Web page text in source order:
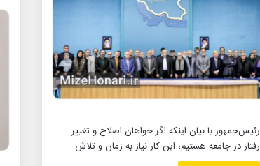
رئیس‌جمهور با بیان اینکه اگر خواهان اصلاح و تغییر
رفتار در جامعه هستیم، این کار نیاز به زمان‌ و تلاش…